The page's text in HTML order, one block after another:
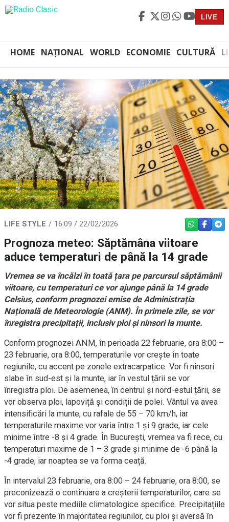
LIVE
HOME NAȚIONAL WORLD ECONOMIE CULTURĂ
LIFE STYLE 16:09 / 22/02/2026 WHATSAPP
Prognoza meteo: Săptămâna viitoare
aduce temperaturi de până la 14 grade
Vremea se va încălzi în toată țara pe parcursul săptămânii
viitoare, cu temperaturi ce vor ajunge până la 14 grade
Celsius, conform prognozei emise de Administrația
Națională de Meteorologie (ANM). În primele zile, se vor
înregistra precipitații, inclusiv ploi și ninsori la munte.
Conform prognozei ANM, în perioada 22 februarie, ora 8:00 –
23 februarie, ora 8:00, temperaturile vor crește în toate
regiunile, cu accent pe zonele extracarpatice. Vor fi ninsori
slabe în sud-est și la munte, iar în vestul țării se vor
înregistra ploi. De asemenea, în centrul și nord-estul țării, se
vor observa ploi, lapoviță și condiții de polei. Vântul va avea
intensificări la munte, cu rafale de 55 – 70 km/h, iar
temperaturile maxime vor varia între 1 și 9 grade, iar cele
minime între -8 și 4 grade. În București, vremea va fi rece, cu
temperaturi maxime de 1 – 3 grade și minime de -6 până la
-4 grade, iar noaptea se va forma ceață.
În intervalul 23 februarie, ora 8:00 – 24 februarie, ora 8:00, se
preconizează o continuare a creșterii temperaturilor, care se
vor situa peste mediile climatologice specifice. Precipitațiile
vor fi prezente în majoritatea regiunilor, cu ploi și aversă în